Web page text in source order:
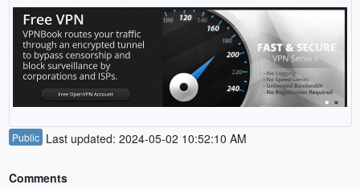
Public Last updated: 2024-05-02 10:52:10 AM
Comments